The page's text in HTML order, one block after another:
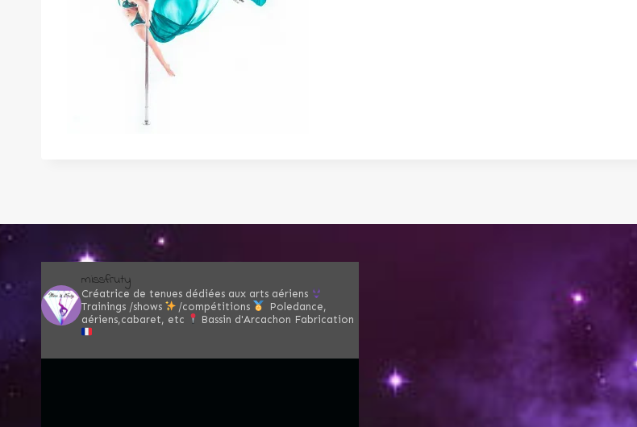
missfruty
Créatrice de tenues dédiées aux arts aériens
Trainings /shows
/compétitions
Poledance,
aériens,cabaret, etc
Bassin d'Arcachon Fabrication